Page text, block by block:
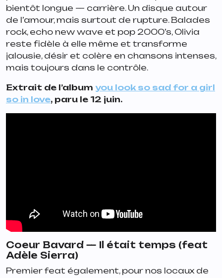
bientôt longue — carrière. Un disque autour
de l’amour, mais surtout de rupture. Balades
rock, echo new wave et pop 2000’s, Olivia
reste fidèle à elle même et transforme
jalousie, désir et colère en chansons intenses,
mais toujours dans le contrôle.
Extrait de l’album you look so sad for a girl
so in love, paru le 12 juin.
Coeur Bavard — Il était temps (feat
Adèle Sierra)
Premier feat également, pour nos locaux de